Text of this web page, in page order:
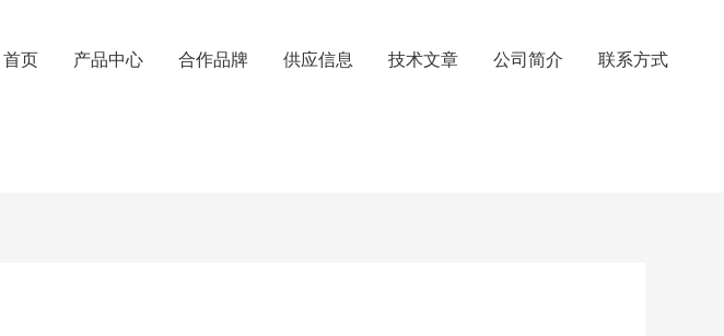
首页 产品中心 合作品牌 供应信息 技术文章 公司简介 联系方式